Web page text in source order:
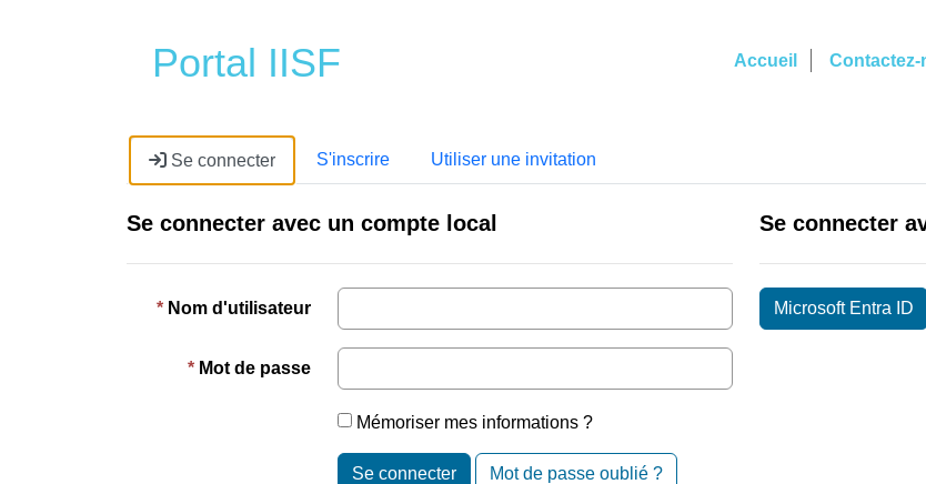
Portal IISF Accueil Contactez-
Se connecter S'inscrire Utiliser une invitation
Se connecter avec un compte local
Nom d'utilisateur
Mot de passe
Mémoriser mes informations ?
Se connecter Mot de passe oublié ?
Se connecter
Microsoft Entra ID